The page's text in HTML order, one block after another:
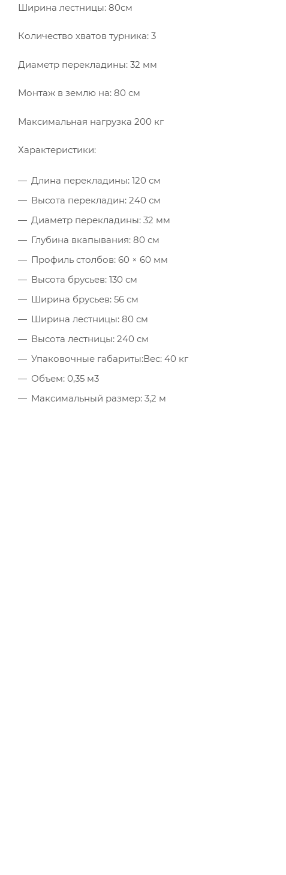
Ширина лестницы: 80см
Количество хватов турника: 3
Диаметр перекладины: 32 мм
Монтаж в землю на: 80 см
Максимальная нагрузка 200 кг
Характеристики:
Длина перекладины: 120 см
Высота перекладин: 240 см
Диаметр перекладины: 32 мм
Глубина вкапывания: 80 см
Профиль столбов: 60 × 60 мм
Высота брусьев: 130 см
Ширина брусьев: 56 см
Ширина лестницы: 80 см
Высота лестницы: 240 см
Упаковочные габариты:Вес: 40 кг
Объем: 0,35 м3
Максимальный размер: 3,2 м